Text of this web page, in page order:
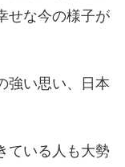
せな今の様子が
強い思い、日本
ている人も大勢